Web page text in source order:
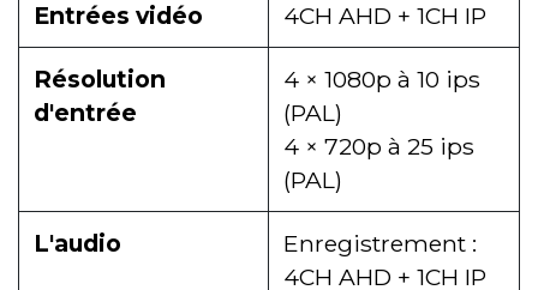
Entrées vidéo 4CH AHD + 1CH IP
Résolution
d'entrée
4 × 1080p à 10 ips
(PAL)
4 × 720p à 25 ips
(PAL)
L'audio
Enregistrement :
4CH AHD + 1CH IP